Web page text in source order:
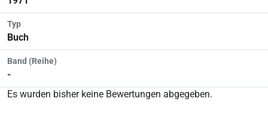
Typ
Buch
Band (Reihe)
-
Es wurden bisher keine Bewertungen abgegeben.